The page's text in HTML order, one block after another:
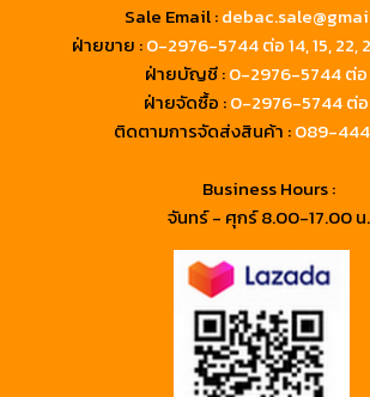
Sale Email :
ฝ่ายขาย :0-2976-5744ต่อ 14, 15, 22,
ฝ่ายบัญชี :0-2976-5744 ต่อ
ฝ่ายจัดซื้อ :0-2976-5744 ต่
ติดตามการจัดส่งสินค้า :089-
Business Hours :
จันทร์ - ศุกร์ 8.00-17.00 น.